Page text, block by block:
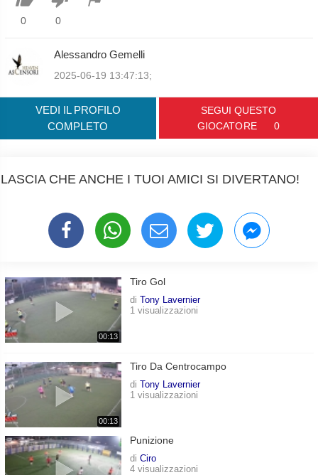
0 0
Alessandro Gemelli
2025-06-19 13:47:13;
VEDI IL PROFILO
COMPLETO
SEGUI QUESTO
GIOCATORE
0
LASCIA CHE ANCHE I TUOI AMICI SI DIVERTANO!
00:13
Tiro Gol
di Tony Lavernier
1 visualizzazioni
00:13
Tiro Da Centrocampo
di Tony Lavernier
1 visualizzazioni
Punizione
di Ciro
4 visualizzazioni